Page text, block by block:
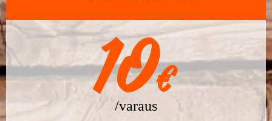
10€
/varaus